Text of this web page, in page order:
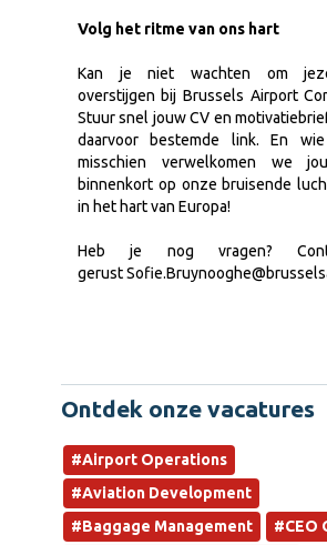
Volg het ritme van ons hart
Kan je niet wachten om
overstijgen bij Brussels Airport
Stuur snel jouw CV en
daarvoor bestemde link. En
misschien verwelkomen we
binnenkort op onze bruisende
in het hart van Europa!
Heb je nog vragen?
gerust
Ontdek onze vacatures
#Airport Operations
#Aviation Development
#Baggage Management
#CEO